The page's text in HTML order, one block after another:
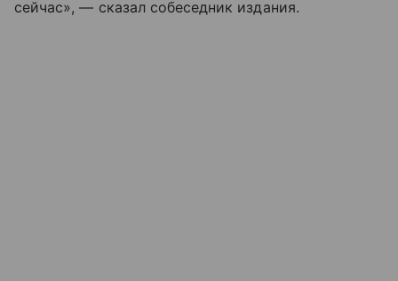
сейчас», — сказал собеседник издания.